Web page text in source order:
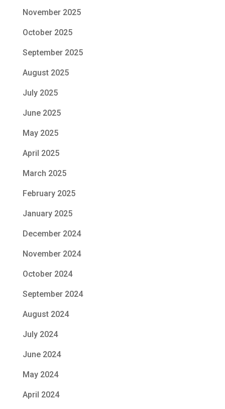
November 2025
October 2025
September 2025
August 2025
July 2025
June 2025
May 2025
April 2025
March 2025
February 2025
January 2025
December 2024
November 2024
October 2024
September 2024
August 2024
July 2024
June 2024
May 2024
April 2024